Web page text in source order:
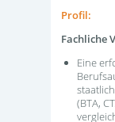
Profil:
Fachliche
Eine
(BTA,